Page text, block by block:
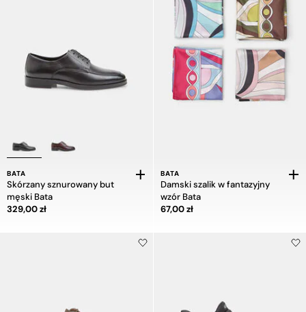
BATA
Skórzany sznurowany but
męski Bata
Cena 329,00 zł
329,00 zł
BATA
Damski szalik w fantazyjny
wzór Bata
Cena 67,00 zł
67,00 zł